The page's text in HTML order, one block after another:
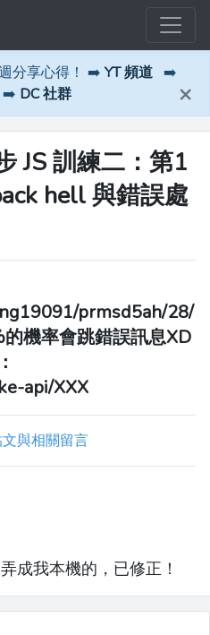
分享心得！ ➡️ YT 頻道 ➡️
➡️ DC 社群 ×
JS 訓練二：第1
hell 與錯誤處
prmsd5ah/28/
機率會跳錯誤訊息XD
api/XXX
與相關留言
成我本機的，已修正！